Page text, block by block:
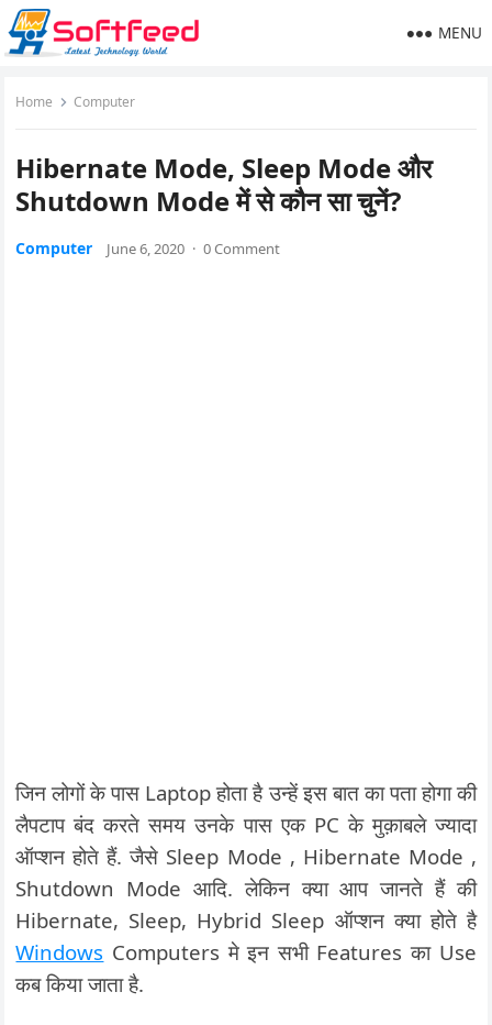
MENU
Home Computer
Hibernate Mode, Sleep Mode और
Shutdown Mode में से कौन सा चुनें?
Computer June 6, 2020 · 0 Comment
जिन लोगों के पास Laptop होता है उन्हें इस बात का पता होगा की
लैपटाप बंद करते समय उनके पास एक PC के मुक़ाबले ज्यादा
ऑप्शन होते हैं. जैसे Sleep Mode , Hibernate Mode ,
Shutdown Mode आदि. लेकिन क्या आप जानते हैं की
Hibernate, Sleep, Hybrid Sleep ऑप्शन क्या होते है
Windows Computers मे इन सभी Features का Use
कब किया जाता है.